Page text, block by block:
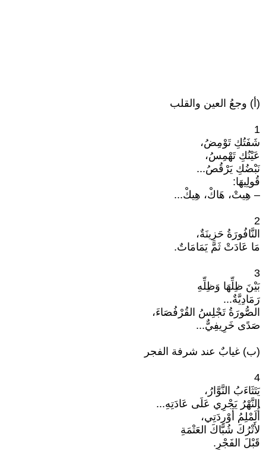
(أ) وجعُ العين والقلب
1
شَفَتُكِ تَوْمِضُ،
عَيْنُكِ تَهْمِسُ،
نَبْضُكِ يَرْقُصُ...
قُولِيهَا:
– هِيتْ، هَاكْ، هِيكْ...
2
النَّافُورَةُ حَزِينَةٌ،
مَا عَادَتْ ثَمَّ يَمَامَاتٌ.
3
بَيْنَ ظِلِّهَا وَظِلِّهِ
رَمَادِيَّةٌ...
الصُّورَةُ تَجْلِسُ القُرْفُصَاءَ،
صَدًى خَرِيفِيٌّ...
(ب) غيابٌ عند شرفة الفجر
4
يَتَثَاءَبُ النَّوَّارُ،
النَّهْرُ يَجْرِي عَلَى عَادَتِهِ...
أُلَمْلِمُ أَوْرِدَتِي،
لأَتْرُكَ شُبَّاكَ العَتْمَةِ
قَبْلَ الفَجْرِ.